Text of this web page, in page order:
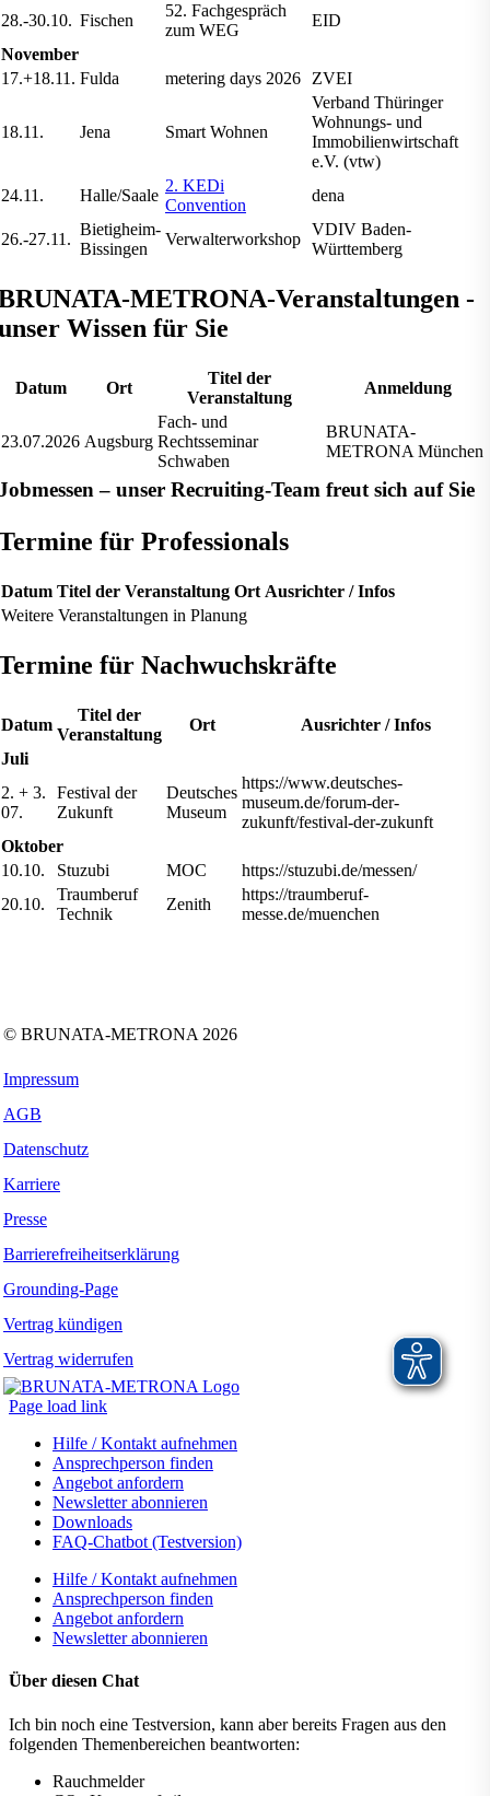
28.-30.10. Fischen
52. Fachgespräch
zum WEG
EID
November
17.+18.11. Fulda metering days 2026 ZVEI
18.11. Jena Smart Wohnen
Verband Thüringer
Wohnungs- und
Immobilienwirtschaft
e.V. (vtw)
24.11.
Halle/Saale
2. KEDi
Convention
dena
26.-27.11.
Bietigheim-
Bissingen
Verwalterworkshop
VDIV Baden-
Württemberg
METRONA-Veranstaltungen -
Wissen für Sie
Datum Ort
Titel der
Veranstaltung
Anmeldung
23.07.2026 Augsburg
Fach- und
Rechtsseminar
Schwaben
BRUNATA-
METRONA München
– unser Recruiting-Team freut sich auf Sie
für Professionals
Datum Titel der Veranstaltung Ort Ausrichter / Infos
Weitere Veranstaltungen in Planung
für Nachwuchskräfte
Datum
Titel der
Veranstaltung
Ort
Ausrichter / Infos
Juli
2. + 3.
07.
Festival der
Zukunft
Deutsches
Museum
https://www.deutsches-
museum.de/forum-der-
zukunft/festival-der-zukunft
Oktober
10.10.
Stuzubi MOC
https://stuzubi.de/messen/
20.10.
Traumberuf
Technik
Zenith
https://traumberuf-
messe.de/muenchen
© BRUNATA-METRONA 2026
Impressum
AGB
Datenschutz
Karriere
Presse
Barrierefreiheitserklärung
Grounding-Page
Vertrag kündigen
Vertrag widerrufen
Page load link
Hilfe / Kontakt aufnehmen
Ansprechperson finden
Angebot anfordern
Newsletter abonnieren
Downloads
FAQ-Chatbot (Testversion)
Hilfe / Kontakt aufnehmen
Ansprechperson finden
Angebot anfordern
Newsletter abonnieren
Über diesen Chat
Ich bin noch eine Testversion, kann aber bereits Fragen aus den
folgenden Themenbereichen beantworten:
Rauchmelder